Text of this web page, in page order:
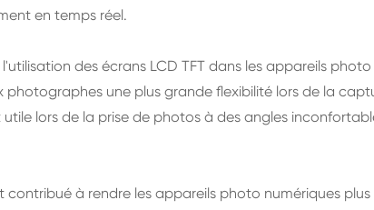
en temps réel.
des écrans LCD TFT dans les appareils
photographes une plus grande flexibilité lors de la
lors de la prise de photos à des angles
contribué à rendre les appareils photo numériques